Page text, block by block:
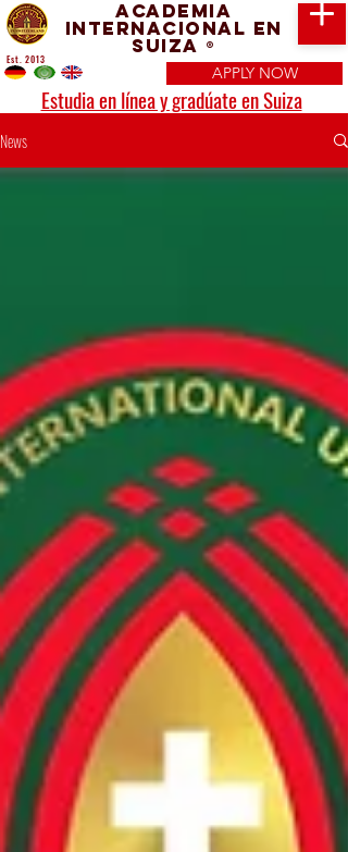
Academia
Internacional en
Suiza ®
APPLY NOW
Estudia en línea y gradúate en Suiza
Est. 2013
News